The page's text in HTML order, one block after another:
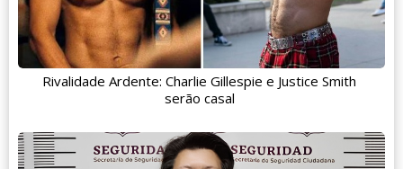
Rivalidade Ardente: Charlie Gillespie e Justice Smith
serão casal